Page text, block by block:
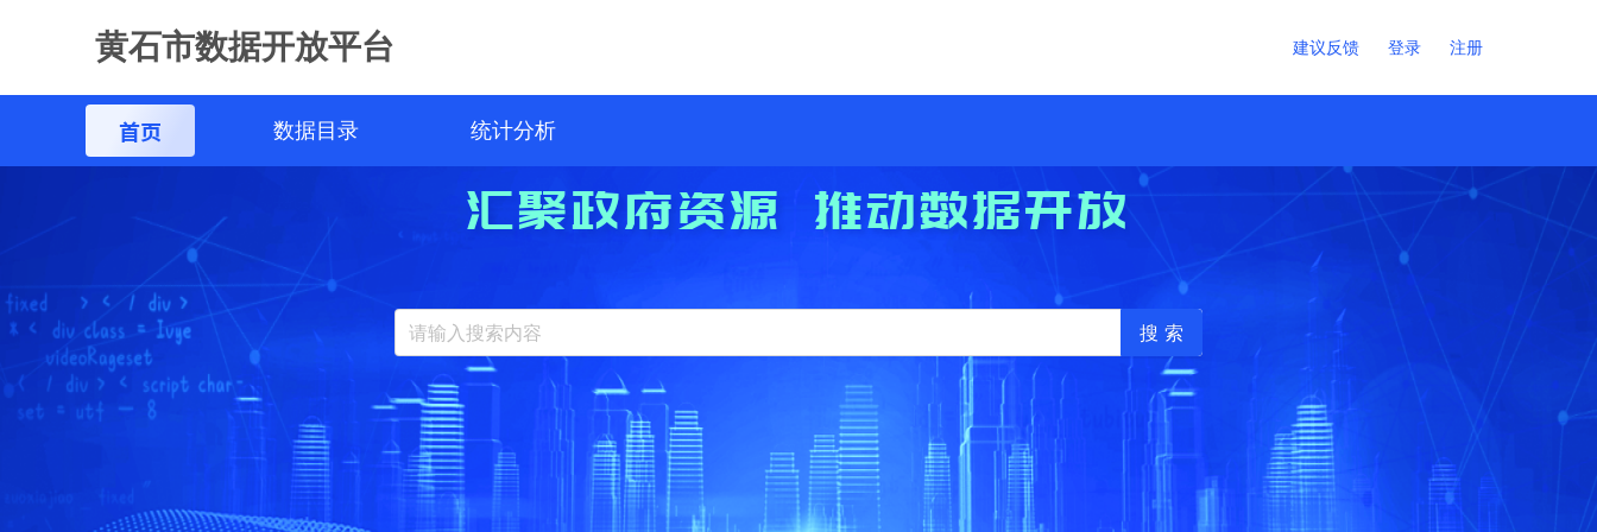
黄石市数据开放平台 建议反馈 登录 注册
首页 数据目录 统计分析
汇聚政府资源 推动数据开放
搜 索